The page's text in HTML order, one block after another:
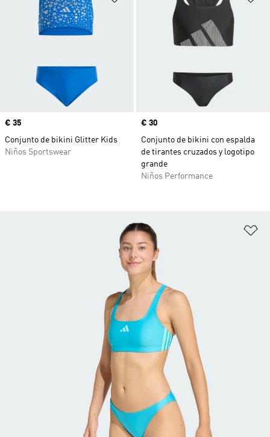
Precio
€ 35
Conjunto de bikini Glitter Kids
Niños Sportswear
Precio
€ 30
Conjunto de bikini con espalda
de tirantes cruzados y logotipo
grande
Niños Performance